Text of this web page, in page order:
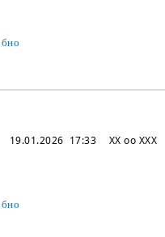
XX oo XXX
19.01.2026 17:33